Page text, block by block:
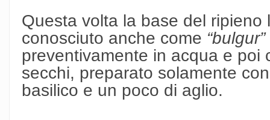
Questa volta la base del ripieno
conosciuto anche come “bulgur”
preventivamente in acqua e
secchi, preparato solamente
basilico e un poco di aglio.